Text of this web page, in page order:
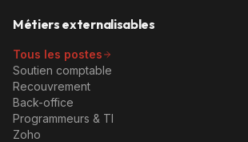
Métiers externalisables
Tous les postes
Soutien comptable
Recouvrement
Back-office
Programmeurs & TI
Zoho